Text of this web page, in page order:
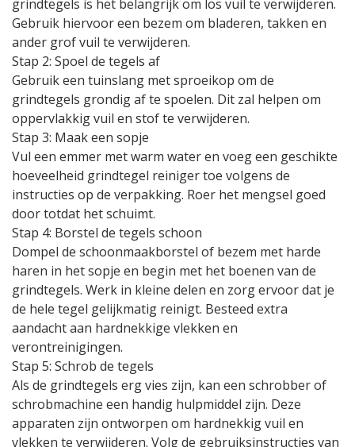
grindtegels is het belangrijk om los vuil te verwijderen.
Gebruik hiervoor een bezem om bladeren, takken en
ander grof vuil te verwijderen.
Stap 2: Spoel de tegels af
Gebruik een tuinslang met sproeikop om de
grindtegels grondig af te spoelen. Dit zal helpen om
oppervlakkig vuil en stof te verwijderen.
Stap 3: Maak een sopje
Vul een emmer met warm water en voeg een geschikte
hoeveelheid grindtegel reiniger toe volgens de
instructies op de verpakking. Roer het mengsel goed
door totdat het schuimt.
Stap 4: Borstel de tegels schoon
Dompel de schoonmaakborstel of bezem met harde
haren in het sopje en begin met het boenen van de
grindtegels. Werk in kleine delen en zorg ervoor dat je
de hele tegel gelijkmatig reinigt. Besteed extra
aandacht aan hardnekkige vlekken en
verontreinigingen.
Stap 5: Schrob de tegels
Als de grindtegels erg vies zijn, kan een schrobber of
schrobmachine een handig hulpmiddel zijn. Deze
apparaten zijn ontworpen om hardnekkig vuil en
vlekken te verwijderen. Volg de gebruiksinstructies van